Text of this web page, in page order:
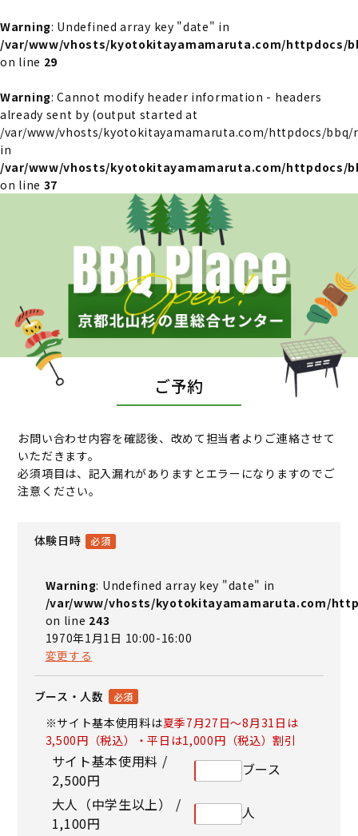
Warning: Undefined array key "date" in
/var/www/vhosts/kyotokitayamamaruta.com/httpdocs/
on line 29
Warning: Cannot modify header information - headers
already sent by (output started at
/var/www/vhosts/kyotokitayamamaruta.com/httpdocs/bbq/
in
/var/www/vhosts/kyotokitayamamaruta.com/httpdocs/
on line 37
ご予約
お問い合わせ内容を確認後、改めて担当者よりご連絡させて
いただきます。
必須項目は、記入漏れがありますとエラーになりますのでご
注意ください。
体験日時
Warning: Undefined array key "date" in
/var/www/vhosts/kyotokitayamamaruta.com/
on line 243
1970年1月1日 10:00-16:00
変更する
ブース・人数
※サイト基本使用料は夏季7月27日～8月31日は
3,500円（税込）・平日は1,000円（税込）割引
サイト基本使用料 /
2,500円
ブース
大人（中学生以上） /
1,100円
人